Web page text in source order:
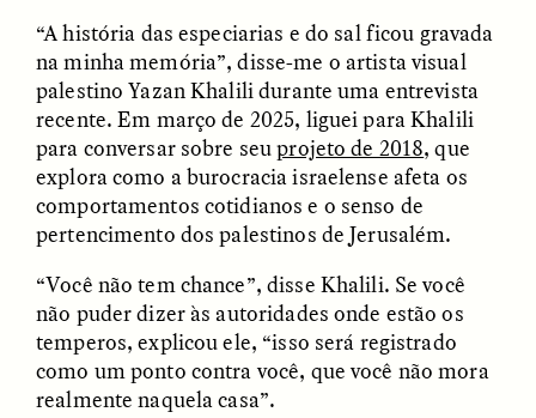
The Sacred Heartbeat at
Houston Pride
The Politics of
YEON JUNG YU, JIHO CHA, AND
YOUNG SU PARK
POEM /
“A história das especiarias e do sal ficou gravada
na minha memória”, disse-me o artista visual
palestino Yazan Khalili durante uma entrevista
recente. Em março de 2025, liguei para Khalili
para conversar sobre seuprojeto de 2018, que
explora como a burocracia israelense afeta os
comportamentos cotidianos e o senso de
pertencimento dos palestinos de Jerusalém.
“Você não tem chance”, disse Khalili. Se você
não puder dizer às autoridades onde estão os
temperos, explicou ele, “isso será registrado
como um ponto contra você, que você não mora
realmente naquela casa”.